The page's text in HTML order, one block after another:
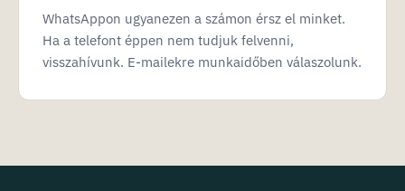
WhatsAppon ugyanezen a számon érsz el minket.
Ha a telefont éppen nem tudjuk felvenni,
visszahívunk. E-mailekre munkaidőben válaszolunk.